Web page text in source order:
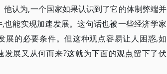
认为,一个国家如果认识到了它的体制弊端并
能实现加速发展。这句话也被一些经济学家
展的必要条件。但这种观点容易让人困惑,如
展又从何而来?这就为下面的观点留下了伏